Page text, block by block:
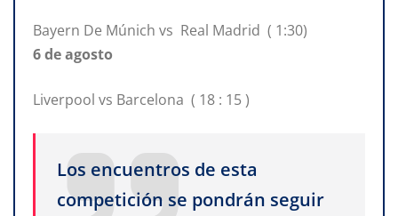
Bayern De Múnich vs Real Madrid ( 1:30)
6 de agosto
Liverpool vs Barcelona ( 18 : 15 )
Los encuentros de esta
competición se pondrán seguir